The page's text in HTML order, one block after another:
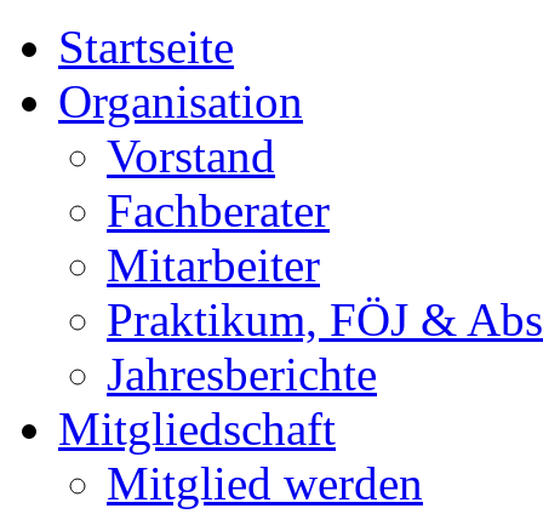
Startseite
Organisation
Vorstand
Fachberater
Mitarbeiter
Praktikum, FÖJ &
Jahresberichte
Mitgliedschaft
Mitglied werden